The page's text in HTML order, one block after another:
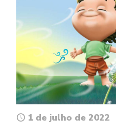
1 de julho de 2022